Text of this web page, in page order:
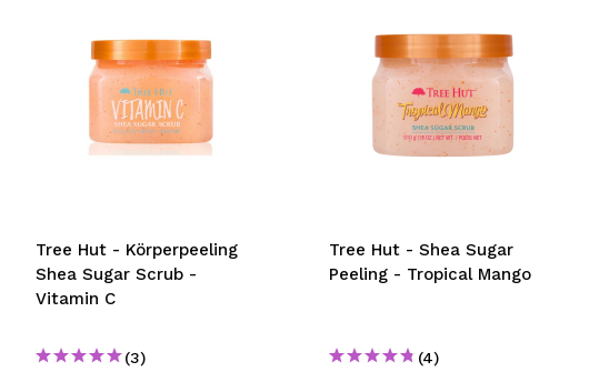
Tree Hut - Körperpeeling
Shea Sugar Scrub -
Vitamin C
(3)
Tree Hut - Shea Sugar
Peeling - Tropical Mango
(4)